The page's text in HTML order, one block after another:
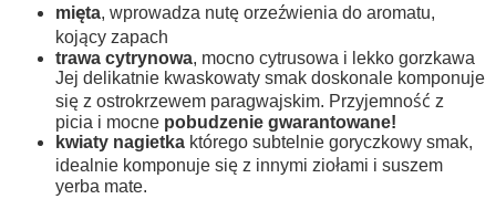
mięta, wprowadza nutę orzeźwienia do aromatu,
kojący zapach
trawa cytrynowa, mocno cytrusowa i lekko gorzkawa
Jej delikatnie kwaskowaty smak doskonale komponuje
się z ostrokrzewem paragwajskim. Przyjemność z
picia i mocne pobudzenie gwarantowane!
kwiaty nagietka którego subtelnie goryczkowy smak,
idealnie komponuje się z innymi ziołami i suszem
yerba mate.